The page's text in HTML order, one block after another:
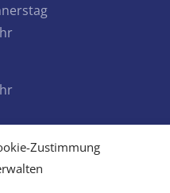
Zustimmung